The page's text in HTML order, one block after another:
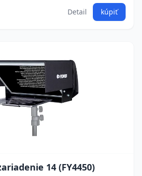
Detail kúpiť
14 (FY4450)